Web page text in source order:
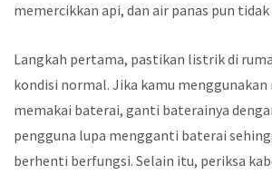
memercikkan api, dan air panas pun tidak
Langkah pertama, pastikan listrik di
kondisi normal. Jika kamu menggunakan
memakai baterai, ganti baterainya
pengguna lupa mengganti baterai
berhenti berfungsi. Selain itu, periksa